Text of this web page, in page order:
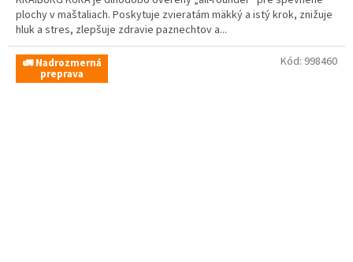
plochy v maštaliach. Poskytuje zvieratám mäkký a istý krok, znižuje
hluk a stres, zlepšuje zdravie paznechtov a...
🚛 Nadrozmerná
preprava
Kód: 998460